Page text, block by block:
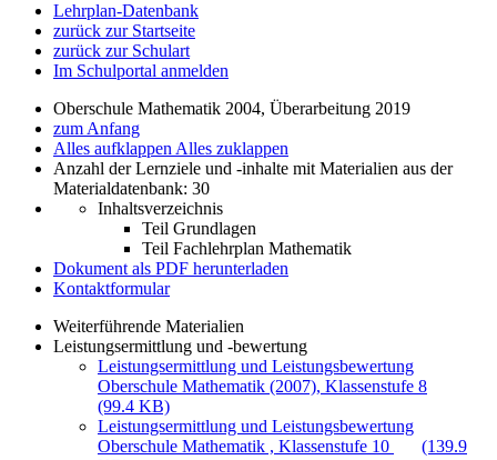
Lehrplan-Datenbank
zurück zur Startseite
zurück zur Schulart
Im Schulportal anmelden
Oberschule Mathematik 2004, Überarbeitung 2019
zum Anfang
Alles aufklappen Alles zuklappen
Anzahl der Lernziele und -inhalte mit Materialien aus der
Materialdatenbank: 30
Inhaltsverzeichnis
Teil Grundlagen
Teil Fachlehrplan Mathematik
Dokument als PDF herunterladen
Kontaktformular
Weiterführende Materialien
Leistungsermittlung und -bewertung
Leistungsermittlung und Leistungsbewertung
Oberschule Mathematik (2007), Klassenstufe 8
(99.4 KB)
Leistungsermittlung und Leistungsbewertung
Oberschule Mathematik , Klassenstufe 10
(139.9